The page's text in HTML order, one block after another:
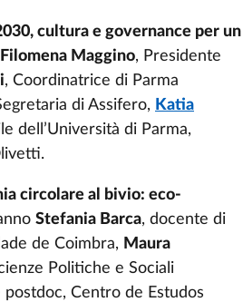
cultura e governance per un
Filomena Maggino, Presidente
, Coordinatrice di Parma
di Assifero, Katia
dell’Università di Parma,
circolare al bivio: eco-
Stefania Barca, docente di
de Coimbra, Maura
Politiche e Sociali
Centro de Estudos